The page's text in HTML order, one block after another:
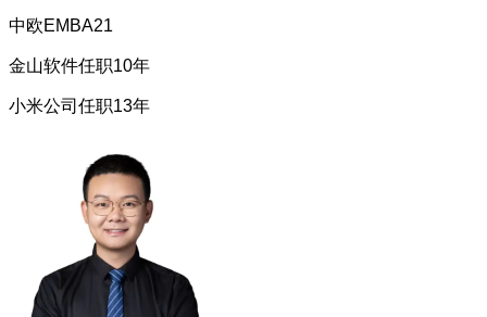
中欧EMBA21
金山软件任职10年
小米公司任职13年